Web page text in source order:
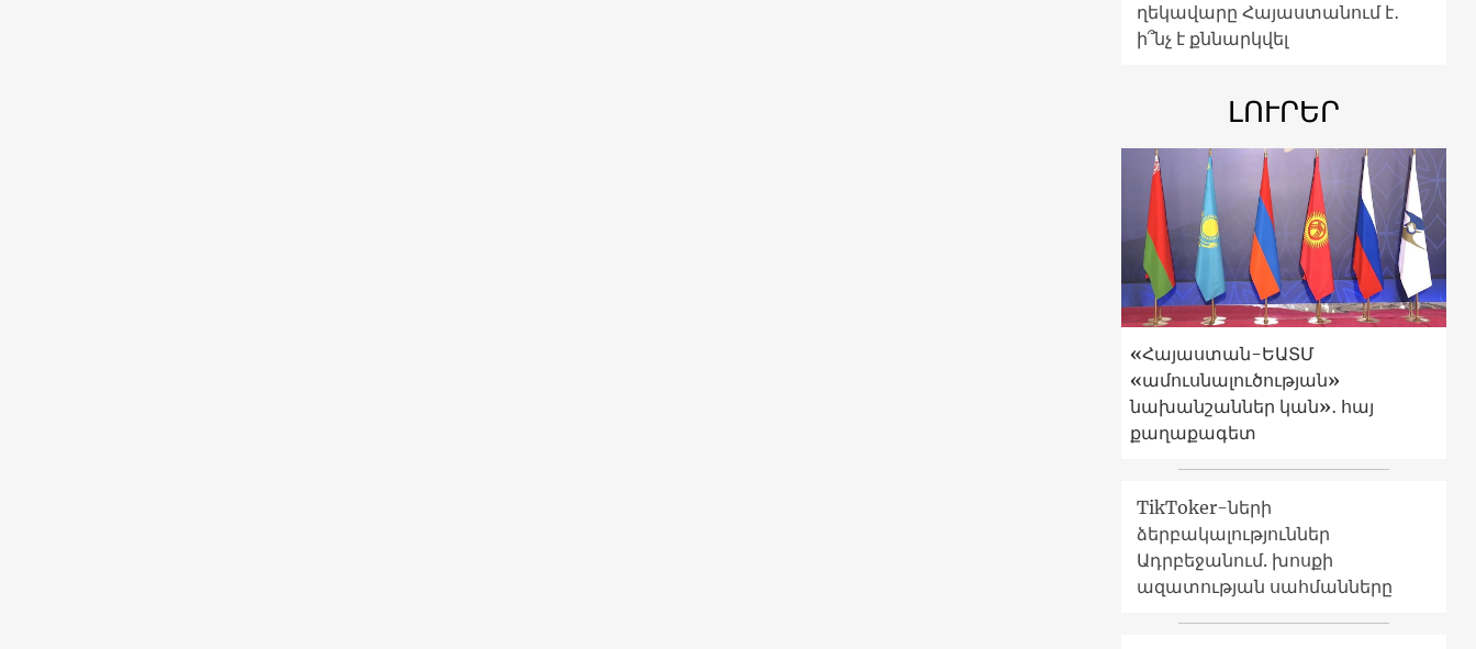
ղեկավարը Հայաստանում է․
ի՞նչ է քննարկվել
ԼՈՒՐԵՐ
«Հայաստան-ԵԱՏՄ
«ամուսնալուծության»
նախանշաններ կան»․ հայ
քաղաքագետ
TikToker-ների
ձերբակալություններ
Ադրբեջանում. խոսքի
ազատության սահմանները